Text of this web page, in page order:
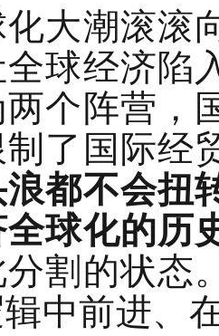
大潮滚滚
球经济陷
个阵营，
了国际经
都不会扭
球化的历
割的状态
中前进、